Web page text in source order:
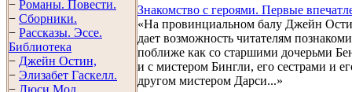
− Романы. Повести.
− Сборники.
− Рассказы. Эссe.
Библиотека
− Джейн Остин,
− Элизабет Гaскелл.
− Люси Мод
Знакомство с героями. Первые
«На провинциальном балу Джейн
дает возможность читателям
поближе как со старшими дочерьми
и с мистером Бингли, его сестрами и
другом мистером Дарси...»